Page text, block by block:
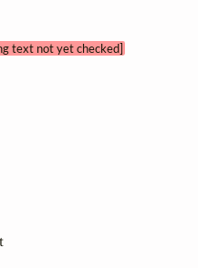
text not yet checked]